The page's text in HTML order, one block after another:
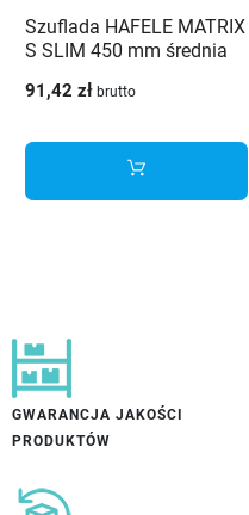
Szuflada HAFELE MATRIX
S SLIM 450 mm średnia
91,42 zł brutto
GWARANCJA JAKOŚCI
PRODUKTÓW